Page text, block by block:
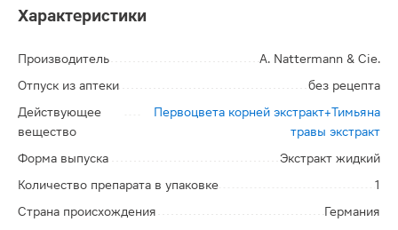
Характеристики
Производитель
A. Nattermann & Cie.
Отпуск из аптеки
без рецепта
Действующее
вещество
Первоцвета корней экстракт+Тимьяна
травы экстракт
Форма выпуска
Экстракт жидкий
Количество препарата в упаковке
1
Страна происхождения
Германия